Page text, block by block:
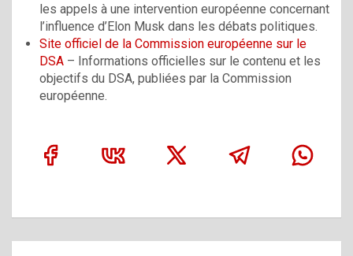
les appels à une intervention européenne concernant
l’influence d’Elon Musk dans les débats politiques.
Site officiel de la Commission européenne sur le
DSA – Informations officielles sur le contenu et les
objectifs du DSA, publiées par la Commission
européenne.